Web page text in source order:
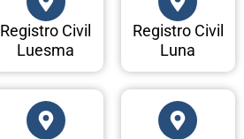
Registro Civil
Luesma
Registro Civil
Luna